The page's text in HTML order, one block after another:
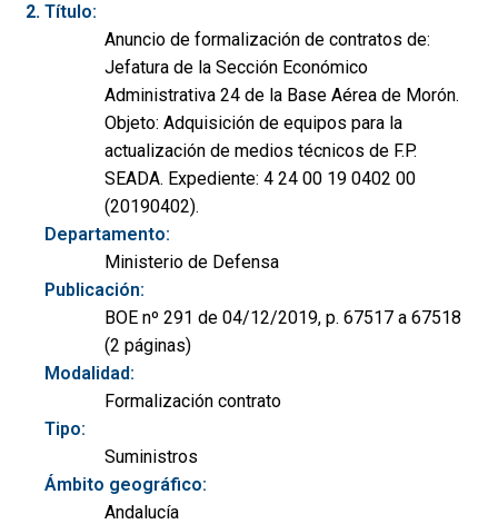
Título:
Anuncio de formalización de contratos de:
Jefatura de la Sección Económico
Administrativa 24 de la Base Aérea de Morón.
Objeto: Adquisición de equipos para la
actualización de medios técnicos de F.P.
SEADA. Expediente: 4 24 00 19 0402 00
(20190402).
Departamento:
Ministerio de Defensa
Publicación:
BOE nº 291 de 04/12/2019, p. 67517 a 67518
(2 páginas)
Modalidad:
Formalización contrato
Tipo:
Suministros
Ámbito geográfico:
Andalucía